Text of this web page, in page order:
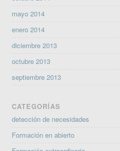
mayo 2014
enero 2014
diciembre 2013
octubre 2013
septiembre 2013
CATEGORÍAS
detección de necesidades
Formación en abierto